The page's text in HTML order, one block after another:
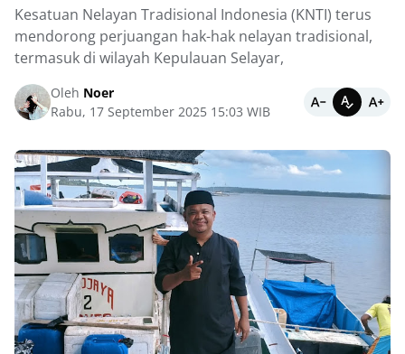
Kesatuan Nelayan Tradisional Indonesia (KNTI) terus
mendorong perjuangan hak-hak nelayan tradisional,
termasuk di wilayah Kepulauan Selayar,
Oleh Noer
Rabu, 17 September 2025 15:03 WIB